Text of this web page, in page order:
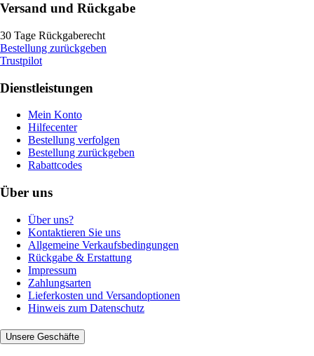
Versand und Rückgabe
30 Tage Rückgaberecht
Bestellung zurückgeben
Trustpilot
Dienstleistungen
Mein Konto
Hilfecenter
Bestellung verfolgen
Bestellung zurückgeben
Rabattcodes
Über uns
Über uns?
Kontaktieren Sie uns
Allgemeine Verkaufsbedingungen
Rückgabe & Erstattung
Impressum
Zahlungsarten
Lieferkosten und Versandoptionen
Hinweis zum Datenschutz
Unsere Geschäfte